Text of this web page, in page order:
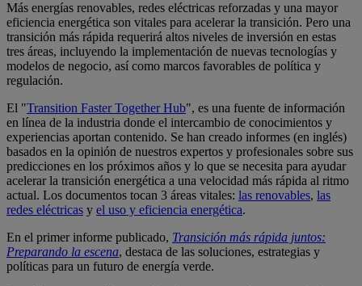
Más energías renovables, redes eléctricas reforzadas y una mayor
eficiencia energética son vitales para acelerar la transición. Pero una
transición más rápida requerirá altos niveles de inversión en estas
tres áreas, incluyendo la implementación de nuevas tecnologías y
modelos de negocio, así como marcos favorables de política y
regulación.
El "Transition Faster Together Hub", es una fuente de información
en línea de la industria donde el intercambio de conocimientos y
experiencias aportan contenido. Se han creado informes (en inglés)
basados en la opinión de nuestros expertos y profesionales sobre sus
predicciones en los próximos años y lo que se necesita para ayudar
acelerar la transición energética a una velocidad más rápida al ritmo
actual. Los documentos tocan 3 áreas vitales: las renovables, las
redes eléctricas y el uso y eficiencia energética.
En el primer informe publicado, Transición más rápida juntos:
Preparando la escena, destaca de las soluciones, estrategias y
políticas para un futuro de energía verde.